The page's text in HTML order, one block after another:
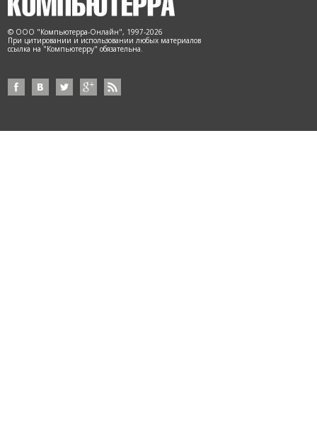
© ООО "Компьютерра-Онлайн", 1997-2026
При цитировании и использовании любых материалов
ссылка на "Компьютерру" обязательна.